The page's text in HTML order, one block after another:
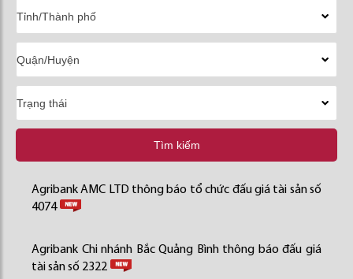
Tìm kiếm
Agribank AMC LTD thông báo tổ chức đấu giá tài sản số
4074
Agribank Chi nhánh Bắc Quảng Bình thông báo đấu giá
tài sản số 2322